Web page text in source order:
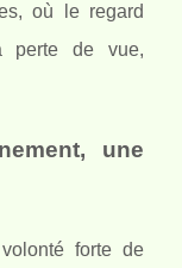
où le regard
perte de vue,
une
forte de